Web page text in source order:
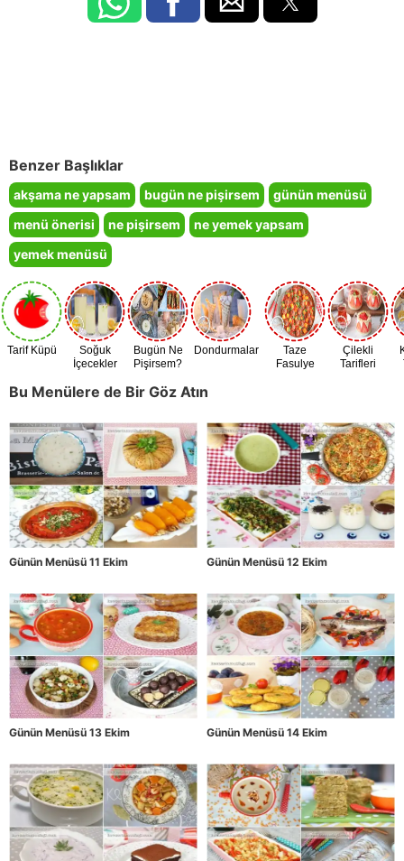
Benzer Başlıklar
akşama ne yapsam bugün ne pişirsem
günün menüsü
menü önerisi
ne pişirsem
ne yemek yapsam
yemek menüsü
Tarif Küpü
Soğuk
İçecekler
Bugün Ne
Pişirsem?
Dondurmalar
Taze
Fasulye
Çilekli
Tarifleri
Bu Menülere de Bir Göz Atın
Günün Menüsü 11 Ekim Günün Menüsü 12 Ekim
Günün Menüsü 13 Ekim Günün Menüsü 14 Ekim